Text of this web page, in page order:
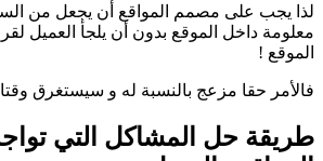
لذا يجب على مصمم المواقع أن يجعل من
معلومة داخل الموقع بدون أن يلجأ العميل
الموقع !
فالأمر حقا مزعج بالنسبة له و سيستغرق وقتا
طريقة حل المشاكل التي